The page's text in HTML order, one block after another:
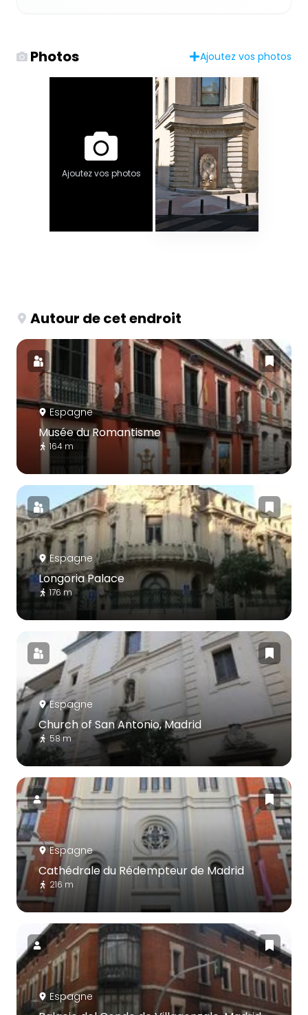
Photos Ajoutez vos photos
Ajoutez vos photos
Autour de cet endroit
Espagne
Musée du Romantisme
164 m
Espagne
Longoria Palace
176 m
Espagne
Church of San Antonio, Madrid
58 m
Espagne
Cathédrale du Rédempteur de Madrid
216 m
Espagne